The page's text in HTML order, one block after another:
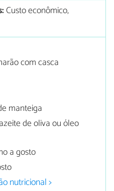
Custo econômico,
com casca
manteiga
de oliva ou óleo
a gosto
nutricional >